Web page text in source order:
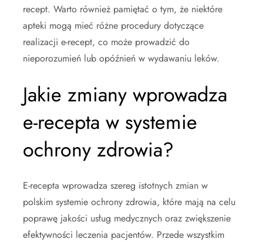
recept. Warto również pamiętać o tym, że niektóre
apteki mogą mieć różne procedury dotyczące
realizacji e-recept, co może prowadzić do
nieporozumień lub opóźnień w wydawaniu leków.
Jakie zmiany wprowadza
e-recepta w systemie
ochrony zdrowia?
E-recepta wprowadza szereg istotnych zmian w
polskim systemie ochrony zdrowia, które mają na celu
poprawę jakości usług medycznych oraz zwiększenie
efektywności leczenia pacjentów. Przede wszystkim